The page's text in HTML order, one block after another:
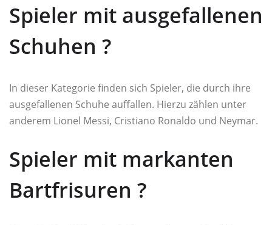
Spieler mit ausgefallenen
Schuhen ?
In dieser Kategorie finden sich Spieler, die durch ihre
ausgefallenen Schuhe auffallen. Hierzu zählen unter
anderem Lionel Messi, Cristiano Ronaldo und Neymar.
Spieler mit markanten
Bartfrisuren ?